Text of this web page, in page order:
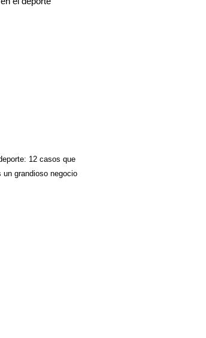
12 casos que
un grandioso negocio